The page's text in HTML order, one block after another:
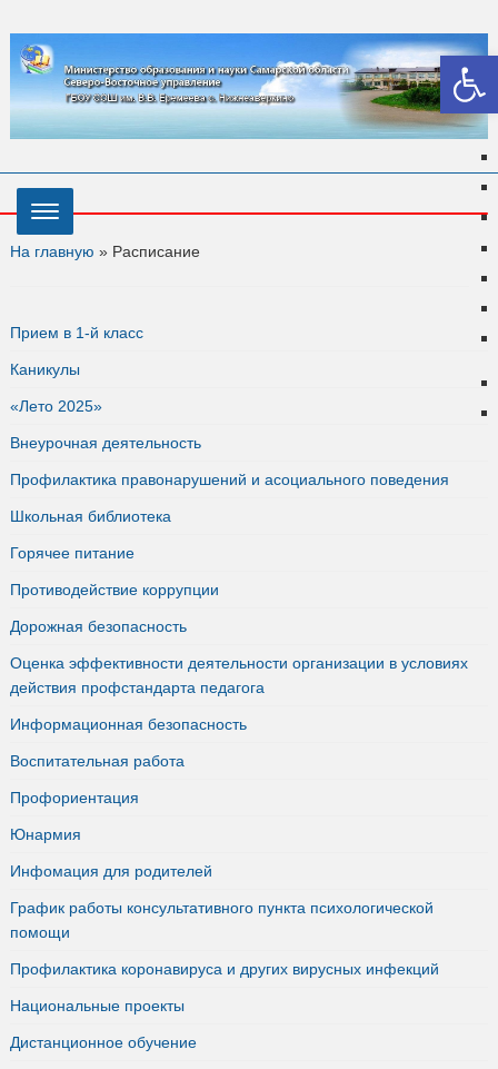
На главную » Расписание
Прием в 1-й класс
Каникулы
«Лето 2025»
Внеурочная деятельность
Профилактика правонарушений и асоциального поведения
Школьная библиотека
Горячее питание
Противодействие коррупции
Дорожная безопасность
Оценка эффективности деятельности организации в условиях
действия профстандарта педагога
Информационная безопасность
Воспитательная работа
Профориентация
Юнармия
Инфомация для родителей
График работы консультативного пункта психологической
помощи
Профилактика коронавируса и других вирусных инфекций
Национальные проекты
Дистанционное обучение